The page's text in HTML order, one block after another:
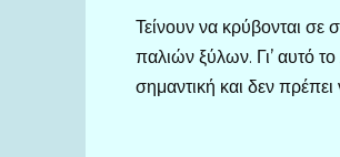
Τείνουν να κρύβονται
παλιών ξύλων. Γι’ αυτό
σημαντική και δεν πρέπει